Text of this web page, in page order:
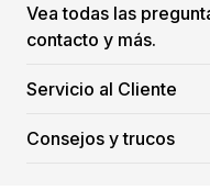
Vea todas las
contacto y más.
Servicio al Cliente
Consejos y trucos